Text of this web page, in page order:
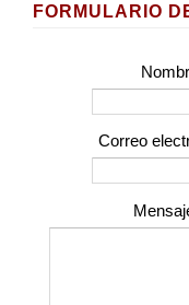
FORMULARIO
Correo